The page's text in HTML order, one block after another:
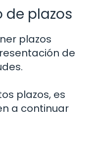
plazos
plazos
de
plazos, es
a continuar